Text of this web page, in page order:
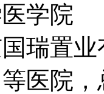
学院
瑞置
医院